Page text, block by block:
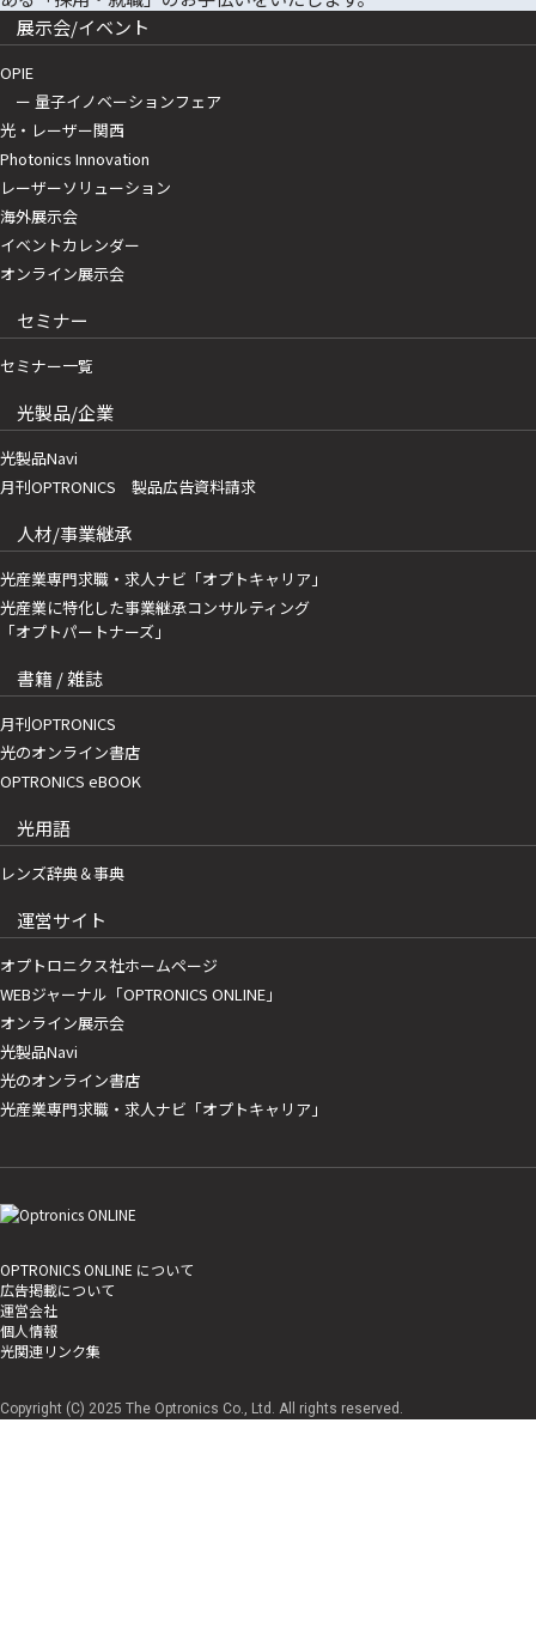
展示会/イベント
OPIE
ー 量子イノベーションフェア
光・レーザー関西
Photonics Innovation
レーザーソリューション
海外展示会
イベントカレンダー
オンライン展示会
セミナー
セミナー一覧
光製品/企業
光製品Navi
月刊OPTRONICS 製品広告資料請求
人材/事業継承
光産業専門求職・求人ナビ「オプトキャリア」
光産業に特化した事業継承コンサルティング
「オプトパートナーズ」
書籍 / 雑誌
月刊OPTRONICS
光のオンライン書店
OPTRONICS eBOOK
光用語
レンズ辞典＆事典
運営サイト
オプトロニクス社ホームページ
WEBジャーナル「OPTRONICS ONLINE」
オンライン展示会
光製品Navi
光のオンライン書店
光産業専門求職・求人ナビ「オプトキャリア」
OPTRONICS ONLINE について
広告掲載について
運営会社
個人情報
光関連リンク集
Copyright (C) 2025 The Optronics Co., Ltd. All rights reserved.